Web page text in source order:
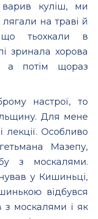
куліш, ми
на траві й
що тьохкали в
зринала хорова
а потім щораз
настрої, то
Для мене
лекції. Особливо
Мазепу,
з москалями.
у Кишиньці,
відбувся
з москалями і як